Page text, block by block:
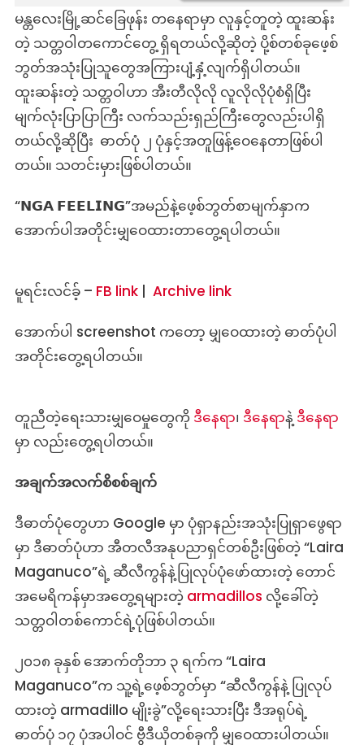
သတ္တဝါ
လား-
မဟုတ်
မန္တလေးမြို့ဆင်ခြေဖုန်း တနေရာမှာ လူနှင့်တူတဲ့ ထူးဆန်း
တဲ့ သတ္တဝါတကောင်တွေ့ ရှိရတယ်လို့ဆိုတဲ့ ပို့စ်တစ်ခုဖေ့စ်
ဘွတ်အသုံးပြုသူတွေအကြားပျံ့နှံ့လျက်ရှိပါတယ်။
ထူးဆန်းတဲ့ သတ္တဝါဟာ အီးတီလိုလို လူလိုလိုပုံစံရှိပြီး
မျက်လုံးပြာပြာကြီး လက်သည်းရှည်ကြီးတွေလည်းပါရှိ
တယ်လို့ဆိုပြီး ဓာတ်ပုံ ၂ ပုံနှင့်အတူဖြန့်ဝေနေတာဖြစ်ပါ
တယ်။ သတင်းမှားဖြစ်ပါတယ်။
“𝗡𝗚𝗔 𝗙𝗘𝗘𝗟𝗜𝗡𝗚”အမည်နဲ့ဖေ့စ်ဘွတ်စာမျက်နှာက
အောက်ပါအတိုင်းမျှဝေထားတာတွေ့ရပါတယ်။
မူရင်းလင်ခ့် – FB link| Archive link
အောက်ပါ screenshot ကတော့ မျှဝေထားတဲ့ ဓာတ်ပုံပါ
အတိုင်းတွေ့ရပါတယ်။
တူညီတဲ့ရေးသားမျှဝေမှုတွေကို ဒီနေရာ၊ ဒီနေရာနဲ့ ဒီနေရာ
မှာ လည်းတွေ့ရပါတယ်။
အချက်အလက်စိစစ်ချက်
ဒီဓာတ်ပုံတွေဟာ Google မှာ ပုံရှာနည်းအသုံးပြုရှာဖွေရာ
မှာ ဒီဓာတ်ပုံဟာ အီတလီအနုပညာရှင်တစ်ဦးဖြစ်တဲ့ “Laira
Maganuco”ရဲ့ ဆီလီကွန်နဲ့ပြုလုပ်ပုံဖော်ထားတဲ့ တောင်
အမေရိကန်မှာအတွေ့ရများတဲ့ armadillos လို့ခေါ်တဲ့
သတ္တဝါတစ်ကောင်ရဲ့ပုံဖြစ်ပါတယ်။
၂၀၁၈ ခုနှစ် အောက်တိုဘာ ၃ ရက်က “Laira
Maganuco”က သူ့ရဲ့ဖေ့စ်ဘွတ်မှာ “ဆီလီကွန်နဲ့ ပြုလုပ်
ထားတဲ့ armadillo မျိုးခွဲ”လို့ရေးသားပြီး ဒီအရုပ်ရဲ့
ဓာတ်ပုံ ၁၇ ပုံအပါဝင် ဗွီဒီယိုတစ်ခုကို မျှဝေထားပါတယ်။